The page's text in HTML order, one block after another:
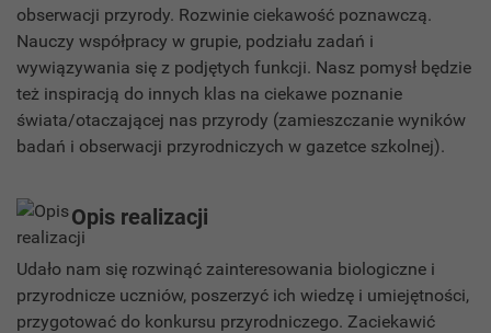
obserwacji przyrody. Rozwinie ciekawość poznawczą.
Nauczy współpracy w grupie, podziału zadań i
wywiązywania się z podjętych funkcji. Nasz pomysł będzie
też inspiracją do innych klas na ciekawe poznanie
świata/otaczającej nas przyrody (zamieszczanie wyników
badań i obserwacji przyrodniczych w gazetce szkolnej).
Opis realizacji
Udało nam się rozwinąć zainteresowania biologiczne i
przyrodnicze uczniów, poszerzyć ich wiedzę i umiejętności,
przygotować do konkursu przyrodniczego. Zaciekawić